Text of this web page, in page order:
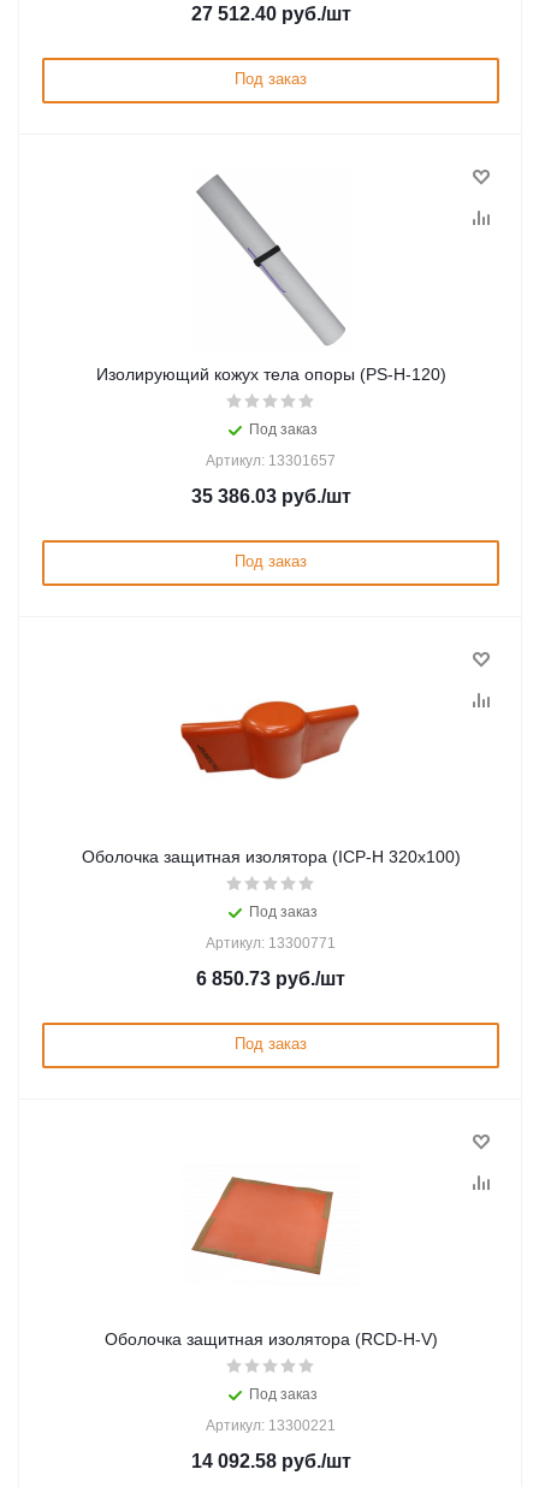
27 512.40руб./шт
Под заказ
Изолирующий кожух тела опоры (PS-H-120)
Под заказ
Артикул: 13301657
35 386.03руб./шт
Под заказ
Оболочка защитная изолятора (ICP-Н 320x100)
Под заказ
Артикул: 13300771
6 850.73 руб./шт
Под заказ
Оболочка защитная изолятора (RCD-Н-V)
Под заказ
Артикул: 13300221
14 092.58руб./шт